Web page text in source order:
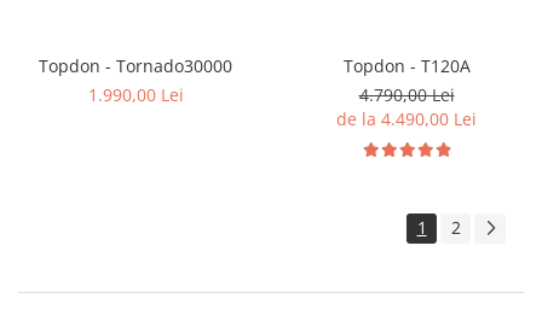
Topdon - Tornado30000
1.990,00 Lei
Topdon - T120A
4.790,00 Lei
de la 4.490,00 Lei
1 2